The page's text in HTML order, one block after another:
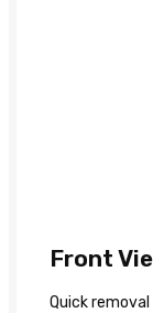
Front
Quick